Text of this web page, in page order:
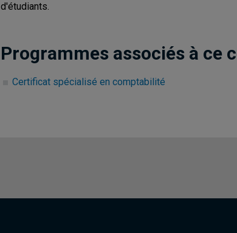
d'étudiants.
Programmes associés à ce
Certificat spécialisé en comptabilité